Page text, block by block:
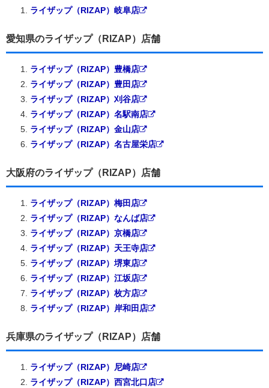
ライザップ（RIZAP）岐阜店
愛知県のライザップ（RIZAP）店舗
ライザップ（RIZAP）豊橋店
ライザップ（RIZAP）豊田店
ライザップ（RIZAP）刈谷店
ライザップ（RIZAP）名駅南店
ライザップ（RIZAP）金山店
ライザップ（RIZAP）名古屋栄店
大阪府のライザップ（RIZAP）店舗
ライザップ（RIZAP）梅田店
ライザップ（RIZAP）なんば店
ライザップ（RIZAP）京橋店
ライザップ（RIZAP）天王寺店
ライザップ（RIZAP）堺東店
ライザップ（RIZAP）江坂店
ライザップ（RIZAP）枚方店
ライザップ（RIZAP）岸和田店
兵庫県のライザップ（RIZAP）店舗
ライザップ（RIZAP）尼崎店
ライザップ（RIZAP）西宮北口店